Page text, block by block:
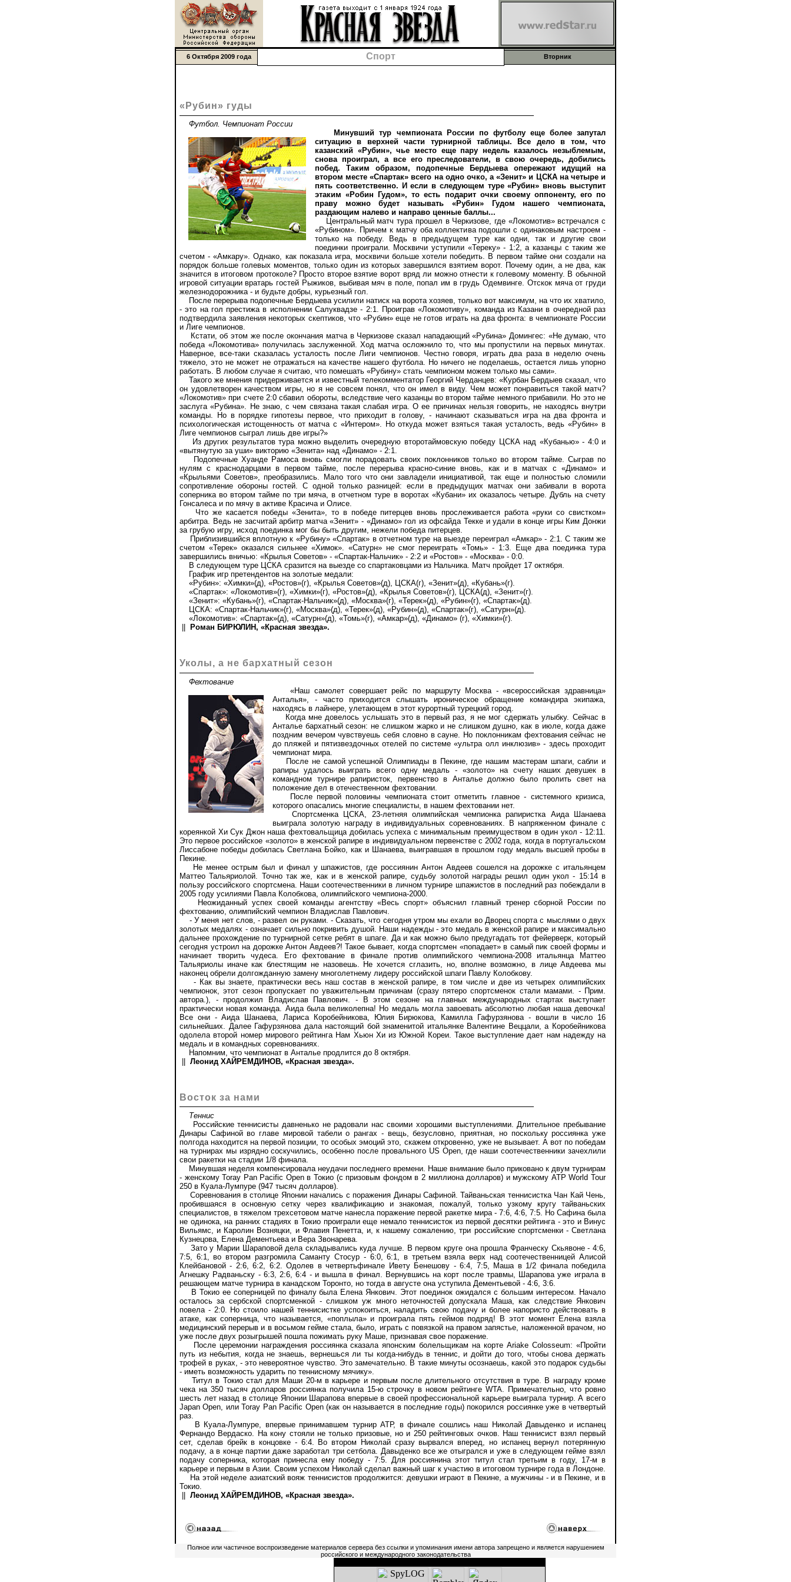
6 Октября 2009 года Спорт Вторник
«Рубин» гуды
Футбол. Чемпионат России
Минувший тур чемпионата России по футболу еще более запутал
ситуацию в верхней части турнирной таблицы. Все дело в том, что
казанский «Рубин», чье место еще пару недель казалось незыблемым,
снова проиграл, а все его преследователи, в свою очередь, добились
побед. Таким образом, подопечные Бердыева опережают идущий на
втором месте «Спартак» всего на одно очко, а «Зенит» и ЦСКА на четыре и
пять соответственно. И если в следующем туре «Рубин» вновь выступит
этаким «Робин Гудом», то есть подарит очки своему оппоненту, его по
праву можно будет называть «Рубин» Гудом нашего чемпионата,
раздающим налево и направо ценные баллы...
Центральный матч тура прошел в Черкизове, где «Локомотив» встречался с
«Рубином». Причем к матчу оба коллектива подошли с одинаковым настроем -
только на победу. Ведь в предыдущем туре как одни, так и другие свои
поединки проиграли. Москвичи уступили «Тереку» - 1:2, а казанцы с таким же
счетом - «Амкару». Однако, как показала игра, москвичи больше хотели победить. В первом тайме они создали на
порядок больше голевых моментов, только один из которых завершился взятием ворот. Почему один, а не два, как
значится в итоговом протоколе? Просто второе взятие ворот вряд ли можно отнести к голевому моменту. В обычной
игровой ситуации вратарь гостей Рыжиков, выбивая мяч в поле, попал им в грудь Одемвинге. Отскок мяча от груди
железнодорожника - и будьте добры, курьезный гол.
После перерыва подопечные Бердыева усилили натиск на ворота хозяев, только вот максимум, на что их хватило,
- это на гол престижа в исполнении Салуквадзе - 2:1. Проиграв «Локомотиву», команда из Казани в очередной раз
подтвердила заявления некоторых скептиков, что «Рубин» еще не готов играть на два фронта: в чемпионате России
и Лиге чемпионов.
Кстати, об этом же после окончания матча в Черкизове сказал нападающий «Рубина» Домингес: «Не думаю, что
победа «Локомотива» получилась заслуженной. Ход матча осложнило то, что мы пропустили на первых минутах.
Наверное, всe-таки сказалась усталость после Лиги чемпионов. Честно говоря, играть два раза в неделю очень
тяжело, это не может не отражаться на качестве нашего футбола. Но ничего не поделаешь, остается лишь упорно
работать. В любом случае я считаю, что помешать «Рубину» стать чемпионом можем только мы сами».
Такого же мнения придерживается и известный телекомментатор Георгий Черданцев: «Курбан Бердыев сказал, что
он удовлетворен качеством игры, но я не совсем понял, что он имел в виду. Чем может понравиться такой матч?
«Локомотив» при счете 2:0 сбавил обороты, вследствие чего казанцы во втором тайме немного прибавили. Но это не
заслуга «Рубина». Не знаю, с чем связана такая слабая игра. О ее причинах нельзя говорить, не находясь внутри
команды. Но в порядке гипотезы первое, что приходит в голову, - начинают сказываться игра на два фронта и
психологическая истощенность от матча с «Интером». Но откуда может взяться такая усталость, ведь «Рубин» в
Лиге чемпионов сыграл лишь две игры?»
Из других результатов тура можно выделить очередную второтаймовскую победу ЦСКА над «Кубанью» - 4:0 и
«вытянутую за уши» викторию «Зенита» над «Динамо» - 2:1.
Подопечные Хуанде Рамоса вновь смогли порадовать своих поклонников только во втором тайме. Сыграв по
нулям с краснодарцами в первом тайме, после перерыва красно-синие вновь, как и в матчах с «Динамо» и
«Крыльями Советов», преобразились. Мало того что они завладели инициативой, так еще и полностью сломили
сопротивление обороны гостей. С одной только разницей: если в предыдущих матчах они забивали в ворота
соперника во втором тайме по три мяча, в отчетном туре в воротах «Кубани» их оказалось четыре. Дубль на счету
Гонсалеса и по мячу в активе Красича и Олисе.
Что же касается победы «Зенита», то в победе питерцев вновь прослеживается работа «руки со свистком»
арбитра. Ведь не засчитай арбитр матча «Зенит» - «Динамо» гол из офсайда Текке и удали в конце игры Ким Донжи
за грубую игру, исход поединка мог бы быть другим, нежели победа питерцев.
Приблизившийся вплотную к «Рубину» «Спартак» в отчетном туре на выезде переиграл «Амкар» - 2:1. С таким же
счетом «Терек» оказался сильнее «Химок». «Сатурн» не смог переиграть «Томь» - 1:3. Еще два поединка тура
завершились вничью: «Крылья Советов» - «Спартак-Нальчик» - 2:2 и «Ростов» - «Москва» - 0:0.
В следующем туре ЦСКА сразится на выезде со спартаковцами из Нальчика. Матч пройдет 17 октября.
График игр претендентов на золотые медали:
«Рубин»: «Химки»(д), «Ростов»(г), «Крылья Советов»(д), ЦСКА(г), «Зенит»(д), «Кубань»(г).
«Спартак»: «Локомотив»(г), «Химки»(г), «Ростов»(д), «Крылья Советов»(г), ЦСКА(д), «Зенит»(г).
«Зенит»: «Кубань»(г), «Спартак-Нальчик»(д), «Москва»(г), «Терек»(д), «Рубин»(г), «Спартак»(д).
ЦСКА: «Спартак-Нальчик»(г), «Москва»(д), «Терек»(д), «Рубин»(д), «Спартак»(г), «Сатурн»(д).
«Локомотив»: «Спартак»(д), «Сатурн»(д), «Томь»(г), «Амкар»(д), «Динамо» (г), «Химки»(г).
Роман БИРЮЛИН, «Красная звезда».
Уколы, а не бархатный сезон
Фехтование
«Наш самолет совершает рейс по маршруту Москва - «всероссийская здравница»
Анталья», - часто приходится слышать ироническое обращение командира экипажа,
находясь в лайнере, улетающем в этот курортный турецкий город.
Когда мне довелось услышать это в первый раз, я не мог сдержать улыбку. Сейчас в
Анталье бархатный сезон: не слишком жарко и не слишком душно, как в июле, когда даже
поздним вечером чувствуешь себя словно в сауне. Но поклонникам фехтования сейчас не
до пляжей и пятизвездочных отелей по системе «ультра олл инклюзив» - здесь проходит
чемпионат мира.
После не самой успешной Олимпиады в Пекине, где нашим мастерам шпаги, сабли и
рапиры удалось выиграть всего одну медаль - «золото» на счету наших девушек в
командном турнире рапиристок, первенство в Анталье должно было пролить свет на
положение дел в отечественном фехтовании.
После первой половины чемпионата стоит отметить главное - системного кризиса,
которого опасались многие специалисты, в нашем фехтовании нет.
Спортсменка ЦСКА, 23-летняя олимпийская чемпионка рапиристка Аида Шанаева
выиграла золотую награду в индивидуальных соревнованиях. В напряженном финале с
кореянкой Хи Сук Джон наша фехтовальщица добилась успеха с минимальным преимуществом в один укол - 12:11.
Это первое российское «золото» в женской рапире в индивидуальном первенстве с 2002 года, когда в португальском
Лиссабоне победы добилась Светлана Бойко, как и Шанаева, выигравшая в прошлом году медаль высшей пробы в
Пекине.
Не менее острым был и финал у шпажистов, где россиянин Антон Авдеев сошелся на дорожке с итальянцем
Маттео Тальяриолой. Точно так же, как и в женской рапире, судьбу золотой награды решил один укол - 15:14 в
пользу российского спортсмена. Наши соотечественники в личном турнире шпажистов в последний раз побеждали в
2005 году усилиями Павла Колобкова, олимпийского чемпиона-2000.
Неожиданный успех своей команды агентству «Весь спорт» объяснил главный тренер сборной России по
фехтованию, олимпийский чемпион Владислав Павлович.
- У меня нет слов, - развел он руками. - Сказать, что сегодня утром мы ехали во Дворец спорта с мыслями о двух
золотых медалях - означает сильно покривить душой. Наши надежды - это медаль в женской рапире и максимально
дальнее прохождение по турнирной сетке ребят в шпаге. Да и как можно было предугадать тот фейерверк, который
сегодня устроил на дорожке Антон Авдеев?! Такое бывает, когда спортсмен «попадает» в самый пик своей формы и
начинает творить чудеса. Его фехтование в финале против олимпийского чемпиона-2008 итальянца Маттео
Тальяриолы иначе как блестящим не назовешь. Не хочется сглазить, но, вполне возможно, в лице Авдеева мы
наконец обрели долгожданную замену многолетнему лидеру российской шпаги Павлу Колобкову.
- Как вы знаете, практически весь наш состав в женской рапире, в том числе и две из четырех олимпийских
чемпионок, этот сезон пропускает по уважительным причинам (сразу пятеро спортсменок стали мамами. - Прим.
автора.), - продолжил Владислав Павлович. - В этом сезоне на главных международных стартах выступает
практически новая команда. Аида была великолепна! Но медаль могла завоевать абсолютно любая наша девочка!
Все они - Аида Шанаева, Лариса Коробейникова, Юлия Бирюкова, Камилла Гафурзянова - вошли в число 16
сильнейших. Далее Гафурзянова дала настоящий бой знаменитой итальянке Валентине Веццали, а Коробейникова
одолела второй номер мирового рейтинга Нам Хьюн Хи из Южной Кореи. Такое выступление дает нам надежду на
медаль и в командных соревнованиях.
Напомним, что чемпионат в Анталье продлится до 8 октября.
|| Леонид ХАЙРЕМДИНОВ, «Красная звезда».
Восток за нами
Теннис
Российские теннисисты давненько не радовали нас своими хорошими выступлениями. Длительное пребывание
Динары Сафиной во главе мировой табели о рангах - вещь, безусловно, приятная, но поскольку россиянка уже
полгода находится на первой позиции, то особых эмоций это, скажем откровенно, уже не вызывает. А вот по победам
на турнирах мы изрядно соскучились, особенно после провального US Open, где наши соотечественники зачехлили
свои ракетки на стадии 1/8 финала.
Минувшая неделя компенсировала неудачи последнего времени. Наше внимание было приковано к двум турнирам
- женскому Toray Pan Pacific Open в Токио (с призовым фондом в 2 миллиона долларов) и мужскому ATP World Tour
250 в Куала-Лумпуре (947 тысяч долларов).
Соревнования в столице Японии начались с поражения Динары Сафиной. Тайваньская теннисистка Чан Кай Чень,
пробившаяся в основную сетку через квалификацию и знакомая, пожалуй, только узкому кругу тайваньских
специалистов, в тяжелом трехсетовом матче нанесла поражение первой ракетке мира - 7:6, 4:6, 7:5. Но Сафина была
не одинока, на ранних стадиях в Токио проиграли еще немало теннисисток из первой десятки рейтинга - это и Винус
Вильямс, и Каролин Возняцки, и Флавия Пенетта, и, к нашему сожалению, три российские спортсменки - Светлана
Кузнецова, Елена Дементьева и Вера Звонарева.
Зато у Марии Шараповой дела складывались куда лучше. В первом круге она прошла Франческу Скьявоне - 4:6,
7:5, 6:1, во втором разгромила Саманту Стосур - 6:0, 6:1, в третьем взяла верх над соотечественницей Алисой
Клейбановой - 2:6, 6:2, 6:2. Одолев в четвертьфинале Ивету Бенешову - 6:4, 7:5, Маша в 1/2 финала победила
Агнешку Радваньску - 6:3, 2:6, 6:4 - и вышла в финал. Вернувшись на корт после травмы, Шарапова уже играла в
решающем матче турнира в канадском Торонто, но тогда в августе она уступила Дементьевой - 4:6, 3:6.
В Токио ее соперницей по финалу была Елена Янкович. Этот поединок ожидался с большим интересом. Начало
осталось за сербской спортсменкой - слишком уж много неточностей допускала Маша, как следствие Янкович
повела - 2:0. Но стоило нашей теннисистке успокоиться, наладить свою подачу и более напористо действовать в
атаке, как соперница, что называется, «поплыла» и проиграла пять геймов подряд! В этот момент Елена взяла
медицинский перерыв и в восьмом гейме стала, было, играть с повязкой на правом запястье, наложенной врачом, но
уже после двух розыгрышей пошла пожимать руку Маше, признавая свое поражение.
После церемонии награждения россиянка сказала японским болельщикам на корте Ariake Colosseum: «Пройти
путь из небытия, когда не знаешь, вернешься ли ты когда-нибудь в теннис, и дойти до того, чтобы снова держать
трофей в руках, - это невероятное чувство. Это замечательно. В такие минуты осознаешь, какой это подарок судьбы
- иметь возможность ударить по теннисному мячику».
Титул в Токио стал для Маши 20-м в карьере и первым после длительного отсутствия в туре. В награду кроме
чека на 350 тысяч долларов россиянка получила 15-ю строчку в новом рейтинге WTA. Примечательно, что ровно
шесть лет назад в столице Японии Шарапова впервые в своей профессиональной карьере выиграла турнир. А всего
Japan Open, или Toray Pan Pacific Open (как он называется в последние годы) покорился россиянке уже в четвертый
раз.
В Куала-Лумпуре, впервые принимавшем турнир АТР, в финале сошлись наш Николай Давыденко и испанец
Фернандо Вердаско. На кону стояли не только призовые, но и 250 рейтинговых очков. Наш теннисист взял первый
сет, сделав брейк в концовке - 6:4. Во втором Николай сразу вырвался вперед, но испанец вернул потерянную
подачу, а в конце партии даже заработал три сетбола. Давыденко все же отыгрался и уже в следующем гейме взял
подачу соперника, которая принесла ему победу - 7:5. Для россиянина этот титул стал третьим в году, 17-м в
карьере и первым в Азии. Своим успехом Николай сделал важный шаг к участию в итоговом турнире года в Лондоне.
На этой неделе азиатский вояж теннисистов продолжится: девушки играют в Пекине, а мужчины - и в Пекине, и в
Токио.
Леонид ХАЙРЕМДИНОВ, «Красная звезда».
Полное или частичное воспроизведение материалов сервера без ссылки и упоминания имени автора запрещено и является нарушением
российского и международного законодательства